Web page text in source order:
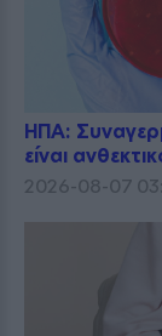
ΗΠΑ:
είναι
2026-08-07